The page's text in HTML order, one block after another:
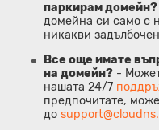
паркирам домейн?
домейна си само с
никакви
Все още имате
на домейн? -
нашата 24/7
предпочитате,
до